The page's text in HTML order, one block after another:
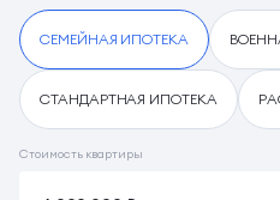
СЕМЕЙНАЯ ИПОТЕКА
СТАНДАРТНАЯ ИПОТЕКА
Стоимость квартиры